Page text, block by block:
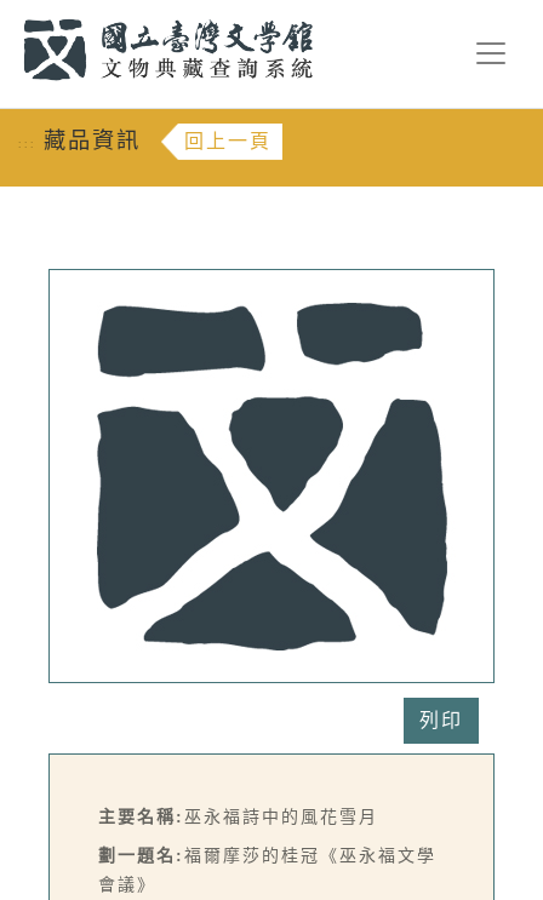
::: 藏品資訊 回上一頁
列印
主要名稱: 巫永福詩中的風花雪月
劃一題名: 福爾摩莎的桂冠《巫永福文學
會議》